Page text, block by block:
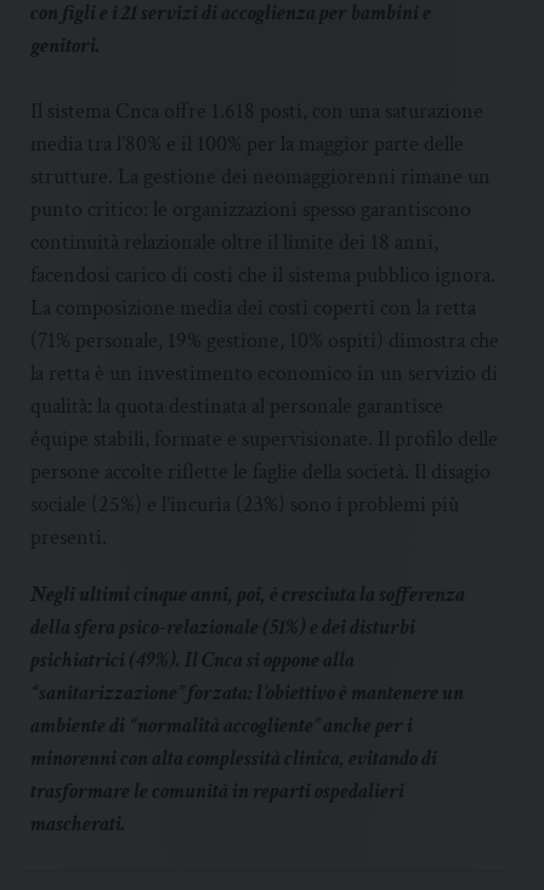
con figli e i 21 servizi di accoglienza per bambini e
genitori.
Il sistema Cnca offre 1.618 posti, con una saturazione
media tra l’80% e il 100% per la maggior parte delle
strutture. La gestione dei neomaggiorenni rimane un
punto critico: le organizzazioni spesso garantiscono
continuità relazionale oltre il limite dei 18 anni,
facendosi carico di costi che il sistema pubblico ignora.
La composizione media dei costi coperti con la retta
(71% personale, 19% gestione, 10% ospiti) dimostra che
la retta è un investimento economico in un servizio di
qualità: la quota destinata al personale garantisce
équipe stabili, formate e supervisionate. Il profilo delle
persone accolte riflette le faglie della società. Il disagio
sociale (25%) e l’incuria (23%) sono i problemi più
presenti.
Negli ultimi cinque anni, poi, è cresciuta la sofferenza
della sfera psico-relazionale (51%) e dei disturbi
psichiatrici (49%). Il Cnca si oppone alla
“sanitarizzazione” forzata: l’obiettivo è mantenere un
ambiente di “normalità accogliente” anche per i
minorenni con alta complessità clinica, evitando di
trasformare le comunità in reparti ospedalieri
mascherati.